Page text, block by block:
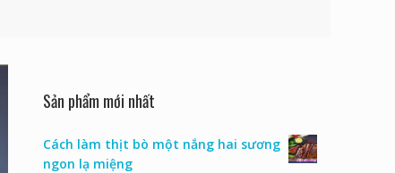
Sản phẩm mới nhất
Cách làm thịt bò một nắng hai sương
ngon lạ miệng